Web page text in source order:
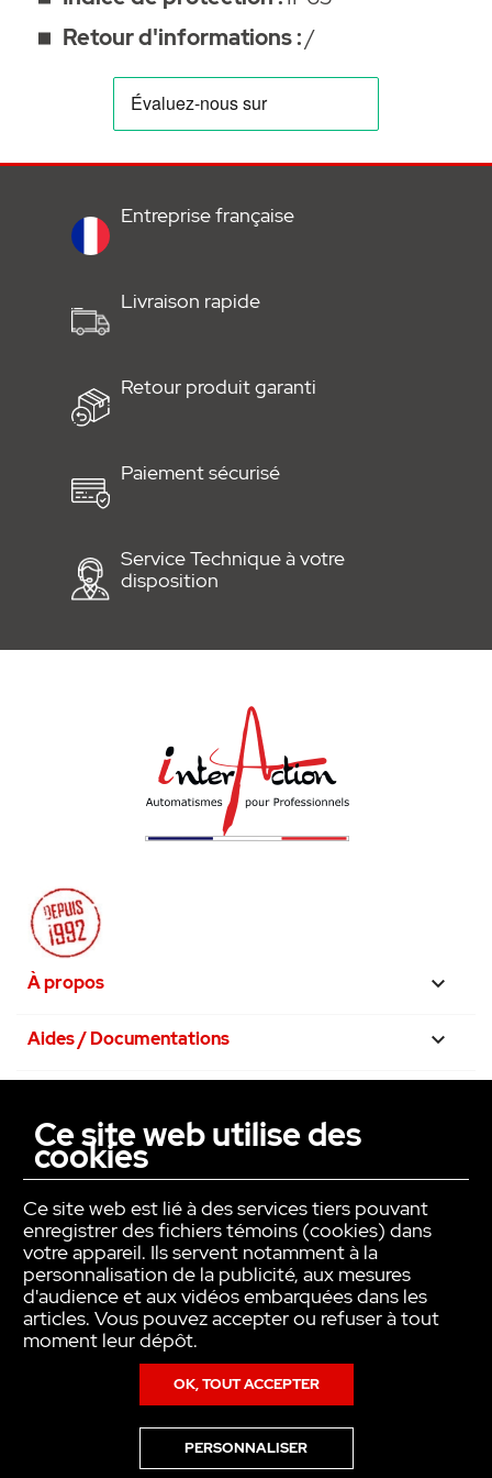
Retour d'informations :/
Entreprise française
Livraison rapide
Retour produit garanti
Paiement sécurisé
Service Technique à votre
disposition
À propos 
Aides / Documentations 
La confiance avant tout
Ce site web utilise des
cookies
Ce site web est lié à des services tiers pouvant
enregistrer des fichiers témoins (cookies) dans
votre appareil. Ils servent notamment à la
personnalisation de la publicité, aux mesures
d'audience et aux vidéos embarquées dans les
articles. Vous pouvez accepter ou refuser à tout
moment leur dépôt.
OK, TOUT ACCEPTER
PERSONNALISER
Pour en savoir plus sur notre politique en matière de cookies,consultez